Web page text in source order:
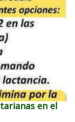
en el